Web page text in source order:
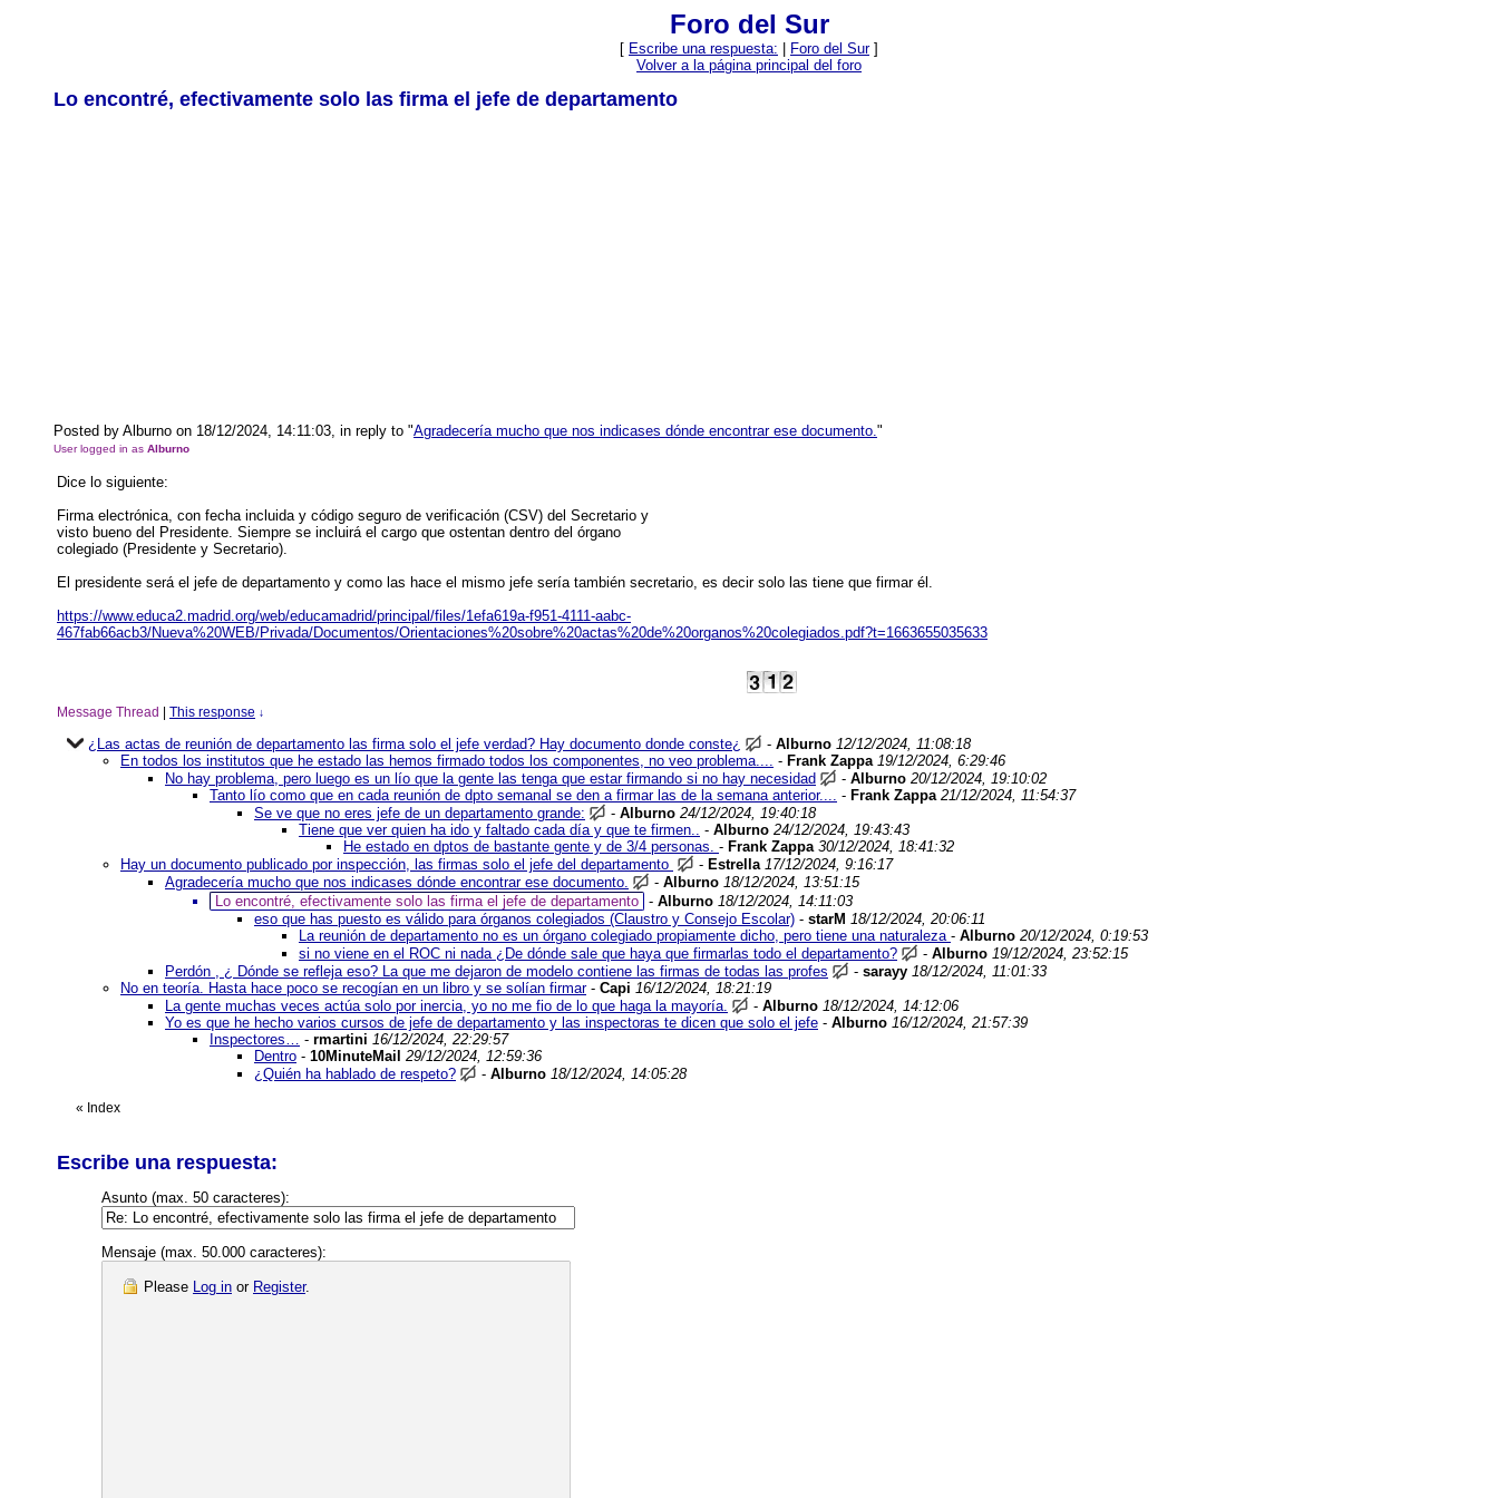
Foro del Sur
[ Escribe una respuesta: Foro del Sur]
Volver a la página principal del foro
Lo encontré, efectivamente solo las firma el jefe de departamento
Posted by Alburno on 18/12/2024, 14:11:03, in reply to "Agradecería mucho que nos indicases dónde encontrar ese documento."
User logged in as Alburno
Dice lo siguiente:
Firma electrónica, con fecha incluida y código seguro de verificación (CSV) del Secretario y
visto bueno del Presidente. Siempre se incluirá el cargo que ostentan dentro del órgano
colegiado (Presidente y Secretario).
El presidente será el jefe de departamento y como las hace el mismo jefe sería también secretario, es decir solo las tiene que firmar él.
https://www.educa2.madrid.org/web/educamadrid/principal/files/1efa619a-f951-4111-aabc-
467fab66acb3/Nueva%20WEB/Privada/Documentos/Orientaciones%20sobre%20actas%20de%20organos%20colegiados.pdf?t=1663655035633
Message Thread This response ↓
¿Las actas de reunión de departamento las firma solo el jefe verdad? Hay documento donde conste¿ - Alburno 12/12/2024, 11:08:18
En todos los institutos que he estado las hemos firmado todos los componentes, no veo problema.... - Frank Zappa 19/12/2024, 6:29:46
No hay problema, pero luego es un lío que la gente las tenga que estar firmando si no hay necesidad
- Alburno 20/12/2024, 19:10:02
Tanto lío como que en cada reunión de dpto semanal se den a firmar las de la semana anterior.... - Frank Zappa 21/12/2024, 11:54:37
Se ve que no eres jefe de un departamento grande:
- Alburno 24/12/2024, 19:40:18
Tiene que ver quien ha ido y faltado cada día y que te firmen.. - Alburno 24/12/2024, 19:43:43
He estado en dptos de bastante gente y de 3/4 personas. - Frank Zappa 30/12/2024, 18:41:32
Hay un documento publicado por inspección, las firmas solo el jefe del departamento
- Estrella 17/12/2024, 9:16:17
Agradecería mucho que nos indicases dónde encontrar ese documento.
- Alburno 18/12/2024, 13:51:15
Lo encontré, efectivamente solo las firma el jefe de departamento - Alburno 18/12/2024, 14:11:03
eso que has puesto es válido para órganos colegiados (Claustro y Consejo Escolar) - starM 18/12/2024, 20:06:11
La reunión de departamento no es un órgano colegiado propiamente dicho, pero tiene una naturaleza - Alburno 20/12/2024, 0:19:53
si no viene en el ROC ni nada ¿De dónde sale que haya que firmarlas todo el departamento?
- Alburno 19/12/2024, 23:52:15
Perdón , ¿ Dónde se refleja eso? La que me dejaron de modelo contiene las firmas de todas las profes
- sarayy 18/12/2024, 11:01:33
No en teoría. Hasta hace poco se recogían en un libro y se solían firmar- Capi 16/12/2024, 18:21:19
La gente muchas veces actúa solo por inercia, yo no me fio de lo que haga la mayoría.
- Alburno 18/12/2024, 14:12:06
Yo es que he hecho varios cursos de jefe de departamento y las inspectoras te dicen que solo el jefe - Alburno 16/12/2024, 21:57:39
Inspectores… - rmartini 16/12/2024, 22:29:57
Dentro - 10MinuteMail 29/12/2024, 12:59:36
¿Quién ha hablado de respeto?
- Alburno 18/12/2024, 14:05:28
« Index
Escribe una respuesta:
Asunto (max. 50 caracteres):
Mensaje (max. 50.000 caracteres):
Please Log in or Register.